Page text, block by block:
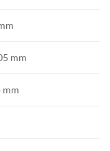
mm
mm